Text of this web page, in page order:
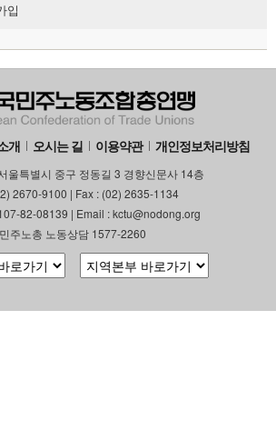
입
개 오시는 길 이용약관 개인정보처리방침
울특별시 중구 정동길 3 경향신문사 14층
2670-9100 | Fax : (02) 2635-1134
82-08139 | Email : kctu@nodong.org
민주노총 노동상담 1577-2260